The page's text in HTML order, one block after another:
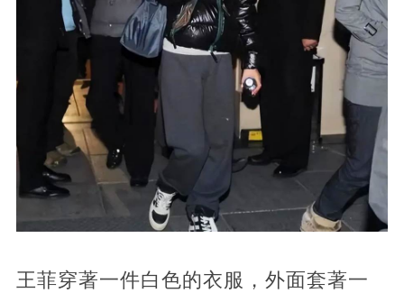
王菲穿著一件白色的衣服，外面套著一